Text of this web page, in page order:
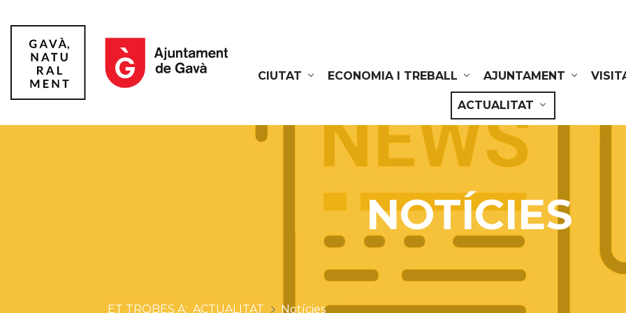
CIUTAT
ECONOMIA I TREBALL AJUNTAMENT
ACTUALITAT
NOTÍCIES
ACTUALITAT Notícies